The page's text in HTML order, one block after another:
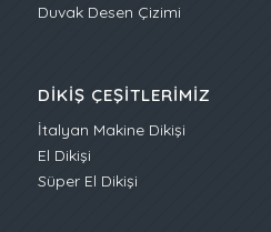
Duvak Desen Çizimi
DIKIŞ ÇEŞITLERIMIZ
İtalyan Makine Dikişi
El Dikişi
Süper El Dikişi